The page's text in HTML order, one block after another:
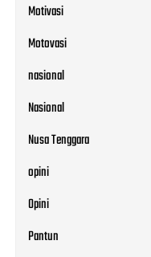
Motivasi
Motovasi
nasional
Nasional
Nusa Tenggara
opini
Opini
Pantun